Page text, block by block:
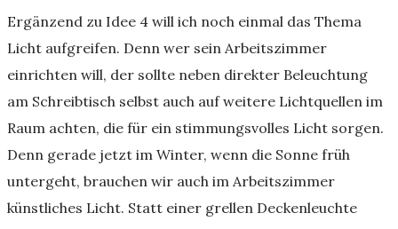
Ergänzend zu Idee 4 will ich noch einmal das Thema
Licht aufgreifen. Denn wer sein Arbeitszimmer
einrichten will, der sollte neben direkter Beleuchtung
am Schreibtisch selbst auch auf weitere Lichtquellen im
Raum achten, die für ein stimmungsvolles Licht sorgen.
Denn gerade jetzt im Winter, wenn die Sonne früh
untergeht, brauchen wir auch im Arbeitszimmer
künstliches Licht. Statt einer grellen Deckenleuchte